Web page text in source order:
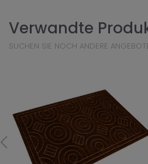
Verwandte
SUCHEN SIE NOCH ANDERE